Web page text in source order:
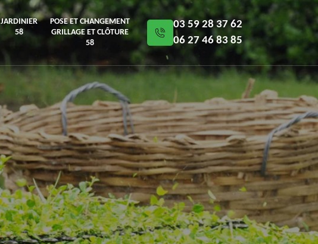
JARDINIER
58
POSE ET CHANGEMENT
GRILLAGE ET CLÔTURE
58
03 59 28 37 62
06 27 46 83 85